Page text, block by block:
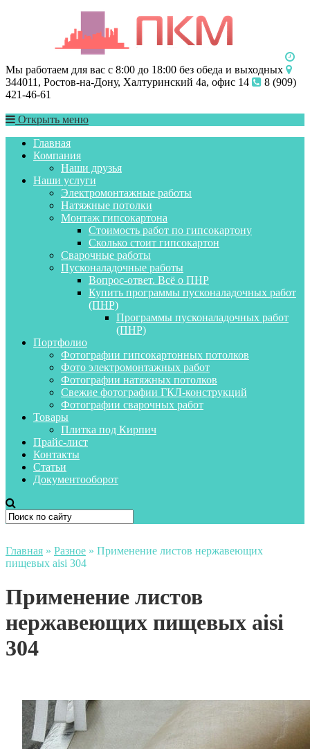
Мы работаем для вас с 8:00 до 18:00 без обеда и выходных
344011, Ростов-на-Дону, Халтуринский 4а, офис 14
8 (909)
421-46-61
Открыть меню
Главная
Компания
Наши друзья
Наши услуги
Электромонтажные работы
Натяжные потолки
Монтаж гипсокартона
Стоимость работ по гипсокартону
Сколько стоит гипсокартон
Сварочные работы
Пусконаладочные работы
Вопрос-ответ. Всё о ПНР
Купить программы пусконаладочных работ
(ПНР)
Программы пусконаладочных работ
(ПНР)
Портфолио
Фотографии гипсокартонных потолков
Фото электромонтажных работ
Фотографии натяжных потолков
Свежие фотографии ГКЛ-конструкций
Фотографии сварочных работ
Товары
Плитка под Кирпич
Прайс-лист
Контакты
Статьи
Документооборот
Главная » Разное » Применение листов нержавеющих
пищевых aisi 304
Применение листов
нержавеющих пищевых aisi
304